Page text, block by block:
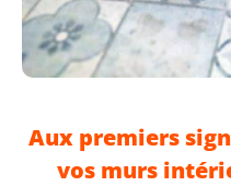
Aux premiers
vos murs